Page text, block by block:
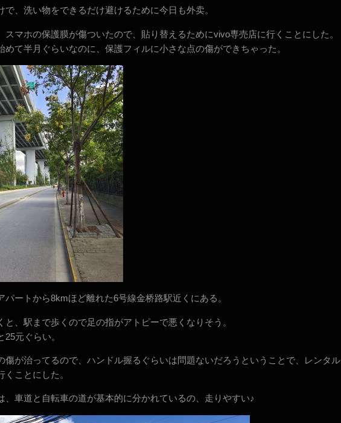
で、洗い物をできるだけ避けるために今日も外卖。
スマホの保護膜が傷ついたので、貼り替えるためにvivo専売店に行くことにした。
めて半月ぐらいなのに、保護フィルに小さな点の傷ができちゃった。
パートから8kmほど離れた6号線金桥路駅近くにある。
と、駅まで歩くので足の指がアトピーで悪くなりそう。
25元ぐらい。
傷が治ってるので、ハンドル握るぐらいは問題ないだろうということで、レンタル
くことにした。
、車道と自転車の道が基本的に分かれているの、走りやすい♪